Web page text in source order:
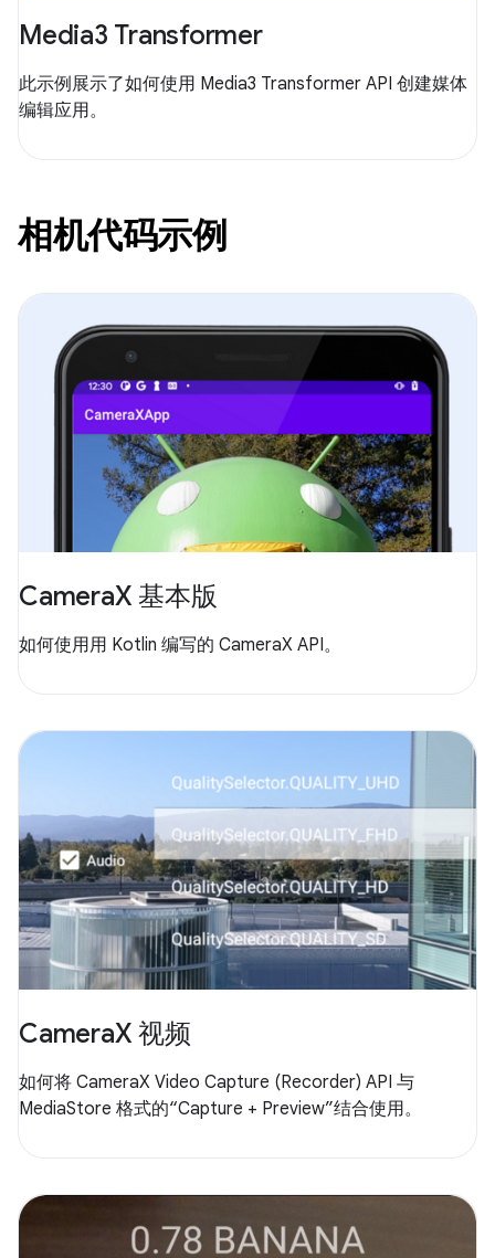
Media3 Transformer
此示例展示了如何使用 Media3 Transformer API 创建媒体
编辑应用。
相机代码示例
CameraX 基本版
如何使用用 Kotlin 编写的 CameraX API。
CameraX 视频
如何将 CameraX Video Capture (Recorder) API 与
MediaStore 格式的“Capture + Preview”结合使用。